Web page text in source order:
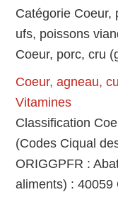
Catégorie Coeur,
ufs, poissons
Coeur, porc, cru
Coeur, agneau,
Vitamines
Classification
(Codes Ciqual
ORIGGPFR :
aliments) : 40059